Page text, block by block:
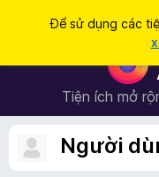
Để sử dụng các
Tiện ích mở
m
Người